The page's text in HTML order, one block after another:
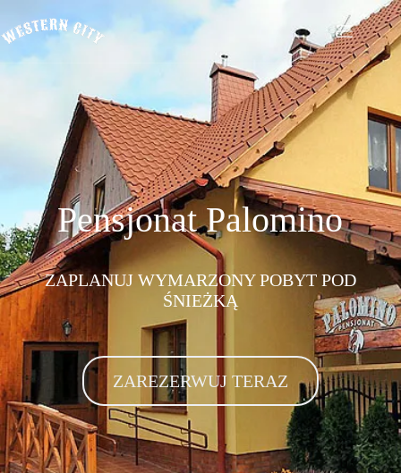
Western
City
Biuro
Szeryfa
Pensjonat
Palomino
Szkolenia
Garść
wspomnień
Rozmawiając
z koniem
Koń a
komunikacja
Fundacja
Kontakt
Pensjonat Palomino
ZAPLANUJ WYMARZONY POBYT POD
ŚNIEŻKĄ
ZAREZERWUJ TERAZ